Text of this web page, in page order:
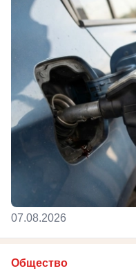
07.08.2026
Общество